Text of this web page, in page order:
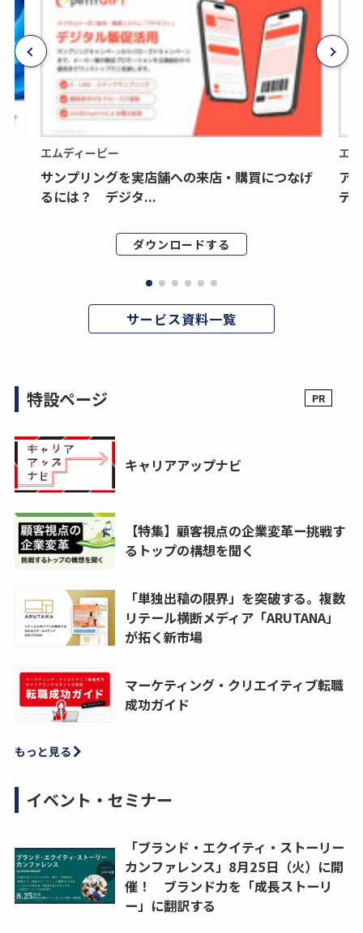
エムディーピー
サンプリングを実店舗への来店・購買につなげ
るには？ デジタ...
ダウンロードする
エ
ア
デ
サービス資料一覧
特設ページ
キャリアアップナビ
【特集】顧客視点の企業変革ー挑戦す
るトップの構想を聞く
「単独出稿の限界」を突破する。複数
リテール横断メディア「ARUTANA」
が拓く新市場
マーケティング・クリエイティブ転職
成功ガイド
もっと見る
イベント・セミナー
「ブランド・エクイティ・ストーリー
カンファレンス」8月25日（火）に開
催！ ブランド力を「成長ストーリ
ー」に翻訳する